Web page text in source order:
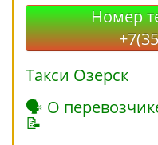
Номер
Такси Озерск
🗣 О
📝